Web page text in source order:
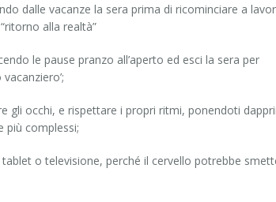
dalle vacanze la sera prima di ricominciare a
alla realtà”
le pause pranzo all’aperto ed esci la sera per
gli occhi, e rispettare i propri ritmi, ponendoti
più complessi;
o televisione, perché il cervello potrebbe